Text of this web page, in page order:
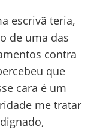
escrivã teria,
de uma das
contra
que
cara é um
me tratar